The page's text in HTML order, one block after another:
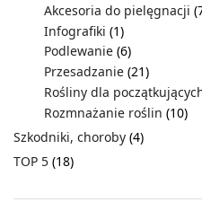
Akcesoria do pielęgnacji
Infografiki (1)
Podlewanie (6)
Przesadzanie (21)
Rośliny dla
Rozmnażanie roślin (10)
Szkodniki, choroby (4)
TOP 5 (18)